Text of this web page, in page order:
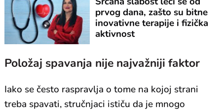
prvog dana, zašto su bitne
inovativne terapije i fizička
aktivnost
Položaj spavanja nije najvažniji faktor
Iako se često raspravlja o tome na kojoj strani
treba spavati, stručnjaci ističu da je mnogo